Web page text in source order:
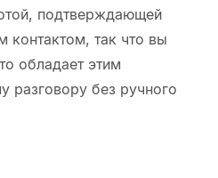
подтверждающей
контактом, так что вы
обладает этим
разговору без ручного